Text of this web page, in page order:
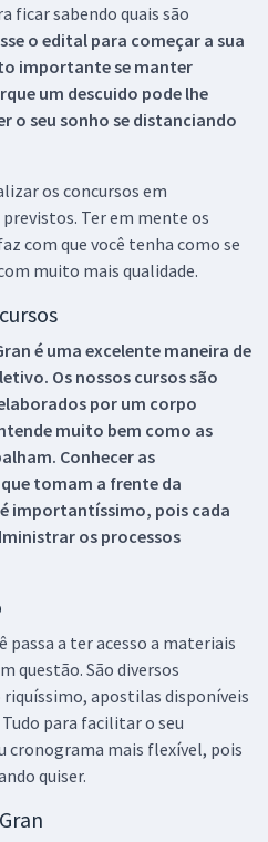
ficar sabendo quais são
o edital para começar a sua
importante se manter
um descuido pode lhe
o seu sonho se distanciando
os concursos em
Ter em mente os
com que você tenha como se
muito mais qualidade.
é uma excelente maneira de
Os nossos cursos são
por um corpo
muito bem como as
Conhecer as
tomam a frente da
importantíssimo, pois cada
os processos
passa a ter acesso a materiais
questão. São diversos
apostilas disponíveis
para facilitar o seu
cronograma mais flexível, pois
quiser.